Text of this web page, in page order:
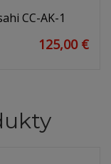
CC-AK-1
125,00 €